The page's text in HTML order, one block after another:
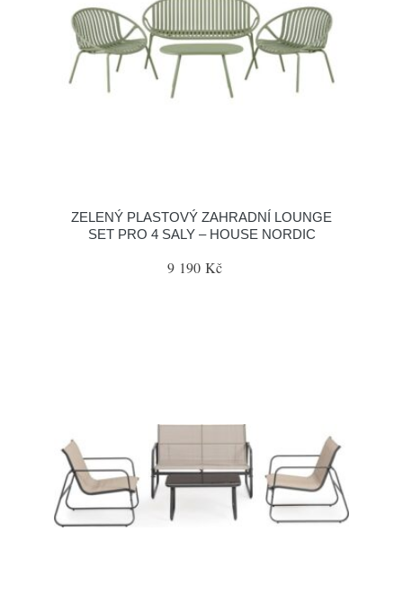
ZELENÝ PLASTOVÝ ZAHRADNÍ LOUNGE
SET PRO 4 SALY – HOUSE NORDIC
9 190 Kč